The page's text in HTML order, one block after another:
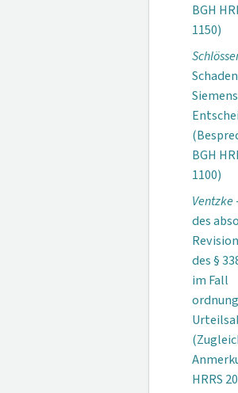
BGH
1150)
BGH
1100)
Ventzke
des
des §
im Fall
HRRS